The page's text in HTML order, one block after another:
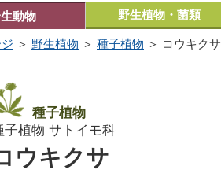
動物 野生植物・菌類
＞ 野生植物 ＞ 種子植物 ＞ コウキクサ
種子植物
子植物 サトイモ科
ウキクサ